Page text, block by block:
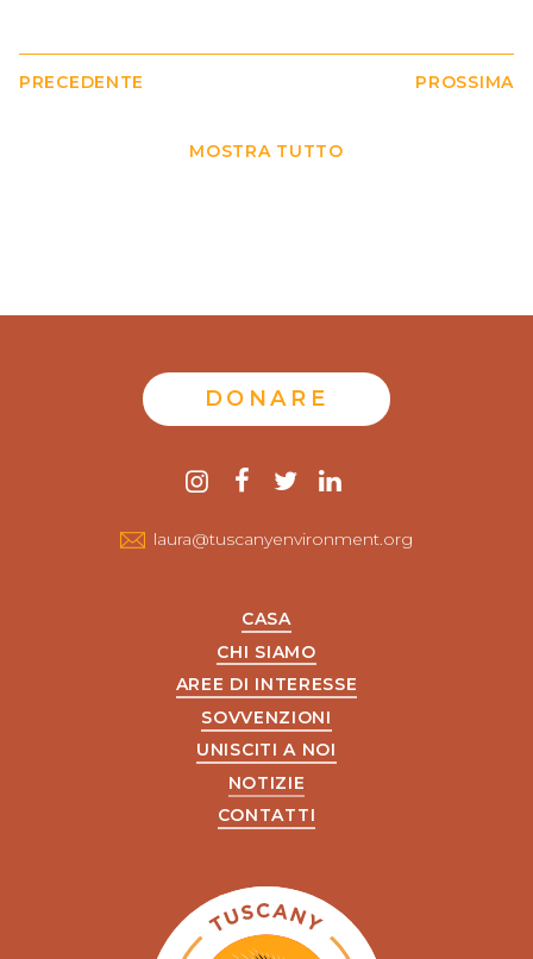
PRECEDENTE
MOSTRA TUTTO
PROSSIMA
DONARE
instagram
Facebook
twitter
laura@tuscanyenvironment.org
CASA
CHI SIAMO
AREE DI INTERESSE
SOVVENZIONI
UNISCITI A NOI
NOTIZIE
CONTATTI